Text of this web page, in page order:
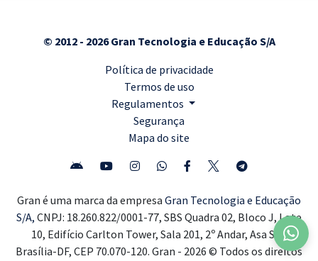
© 2012 - 2026 Gran Tecnologia e Educação S/A
Política de privacidade
Termos de uso
Regulamentos
Segurança
Mapa do site
Gran é uma marca da empresa Gran Tecnologia e Educação
S/A, CNPJ: 18.260.822/0001-77, SBS Quadra 02, Bloco J, Lote
10, Edifício Carlton Tower, Sala 201, 2º Andar, Asa Sul,
Brasília-DF, CEP 70.070-120. Gran - 2026 © Todos os direitos